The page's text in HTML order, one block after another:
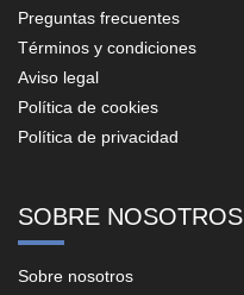
Preguntas frecuentes
Términos y condiciones
Aviso legal
Política de cookies
Política de privacidad
SOBRE NOSOTROS
Sobre nosotros